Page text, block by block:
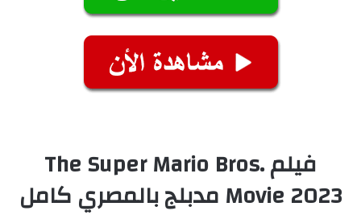
فيلم The Super Mario Bros.
Movie 2023 مدبلج بالمصري كامل